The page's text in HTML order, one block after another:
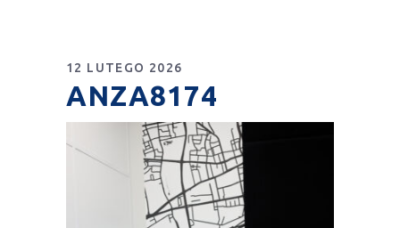
12 LUTEGO 2026
ANZA8174